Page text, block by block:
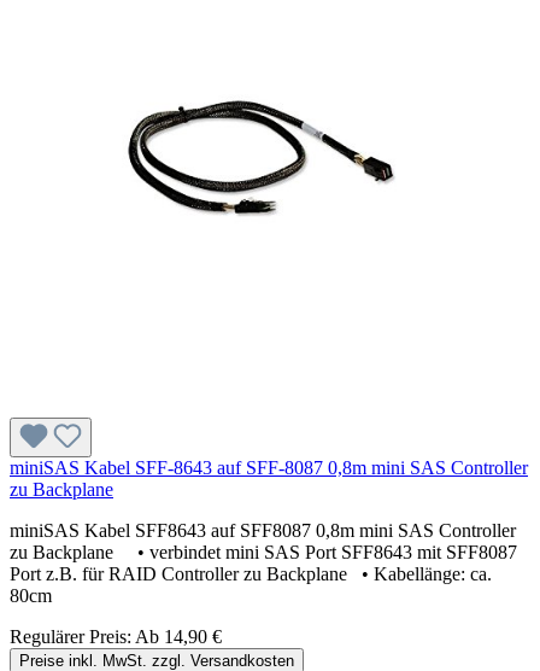
miniSAS Kabel SFF-8643 auf SFF-8087 0,8m mini SAS Controller
zu Backplane
miniSAS Kabel SFF8643 auf SFF8087 0,8m mini SAS Controller
zu Backplane • verbindet mini SAS Port SFF8643 mit SFF8087
Port z.B. für RAID Controller zu Backplane • Kabellänge: ca.
80cm
Regulärer Preis: Ab 14,90 €
Preise inkl. MwSt. zzgl. Versandkosten